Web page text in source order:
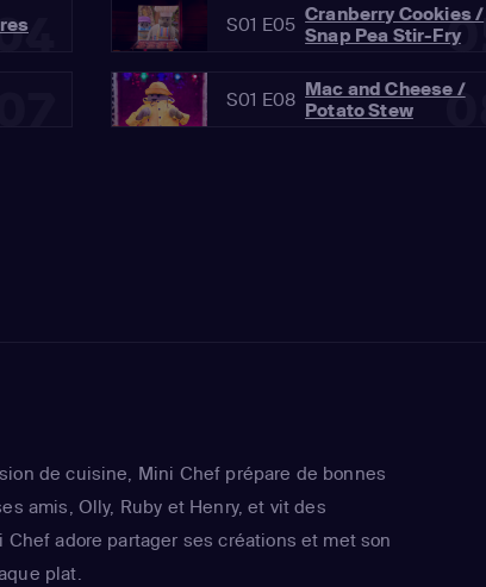
05
S01 E05 Cranberry Cookies /
Snap Pea Stir-Fry
08
S01 E08 Mac and Cheese /
Potato Stew
de cuisine, Mini Chef prépare de bonnes
amis, Olly, Ruby et Henry, et vit des
Chef adore partager ses créations et met son
plat.